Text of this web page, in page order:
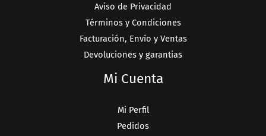
Aviso de Privacidad
Términos y Condiciones
Facturación, Envío y Ventas
Devoluciones y garantias
Mi Cuenta
Mi Perfil
Pedidos